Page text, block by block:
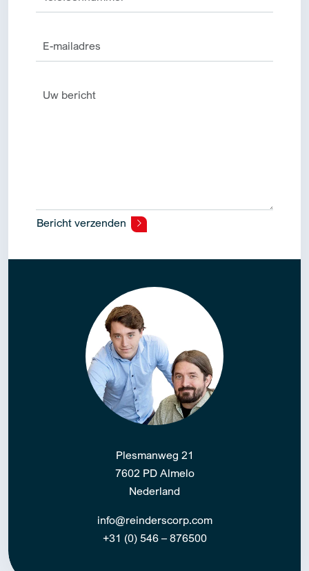
Bericht verzenden
Plesmanweg 21
7602 PD Almelo
Nederland
info@reinderscorp.com
+31 (0) 546 – 876500